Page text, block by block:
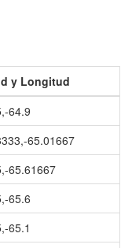
y Longitud
64.9
65.01667
65.61667
65.6
65.1